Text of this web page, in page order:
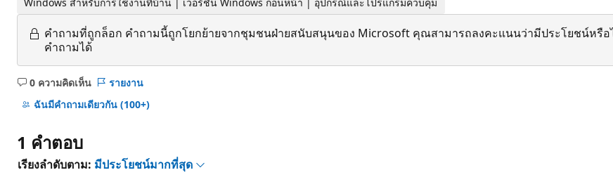
คำถามที่ถูกล็อก คำถามนี้ถูกโยกย้ายจากชุมชนฝ่ายสนับสนุนของ Microsoft คุณสามารถลงคะแนนว่ามีประโยชน์หรื
คำถามได้
0 ความคิดเห็น
ไม่มี
ข้อคิด
รายงาน
ฉันมีคําถามเดียวกัน (100+)
1 คำตอบ
เรียงลำดับตาม: มีประโยชน์มากที่สุด